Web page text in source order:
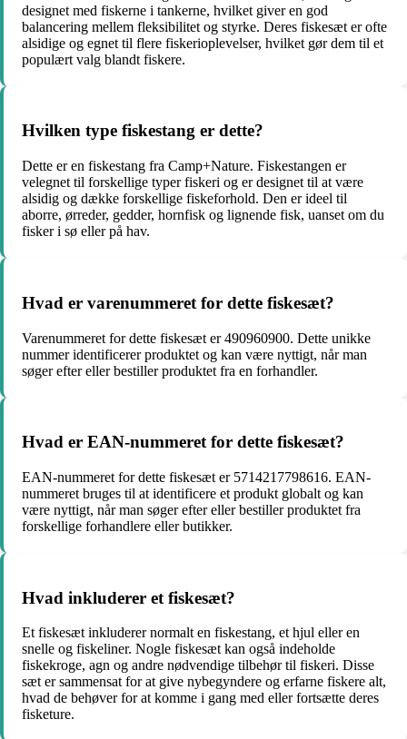
designet med fiskerne i tankerne, hvilket giver en god
balancering mellem fleksibilitet og styrke. Deres fiskesæt er ofte
alsidige og egnet til flere fiskerioplevelser, hvilket gør dem til et
populært valg blandt fiskere.
Hvilken type fiskestang er dette?
Dette er en fiskestang fra Camp+Nature. Fiskestangen er
velegnet til forskellige typer fiskeri og er designet til at være
alsidig og dække forskellige fiskeforhold. Den er ideel til
aborre, ørreder, gedder, hornfisk og lignende fisk, uanset om du
fisker i sø eller på hav.
Hvad er varenummeret for dette fiskesæt?
Varenummeret for dette fiskesæt er 490960900. Dette unikke
nummer identificerer produktet og kan være nyttigt, når man
søger efter eller bestiller produktet fra en forhandler.
Hvad er EAN-nummeret for dette fiskesæt?
EAN-nummeret for dette fiskesæt er 5714217798616. EAN-
nummeret bruges til at identificere et produkt globalt og kan
være nyttigt, når man søger efter eller bestiller produktet fra
forskellige forhandlere eller butikker.
Hvad inkluderer et fiskesæt?
Et fiskesæt inkluderer normalt en fiskestang, et hjul eller en
snelle og fiskeliner. Nogle fiskesæt kan også indeholde
fiskekroge, agn og andre nødvendige tilbehør til fiskeri. Disse
sæt er sammensat for at give nybegyndere og erfarne fiskere alt,
hvad de behøver for at komme i gang med eller fortsætte deres
fisketure.